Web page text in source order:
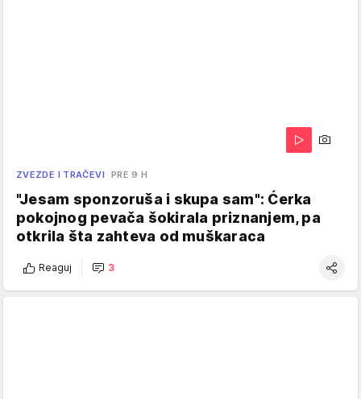
ZVEZDE I TRAČEVI PRE 9 H
"Jesam sponzoruša i skupa sam": Ćerka
pokojnog pevača šokirala priznanjem, pa
otkrila šta zahteva od muškaraca
Reaguj 3